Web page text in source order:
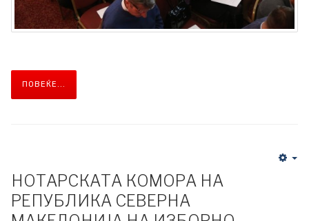
ПОВЕЌЕ...
НОТАРСКАТА КОМОРА НА
РЕПУБЛИКА СЕВЕРНА